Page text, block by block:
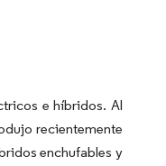
e híbridos. Al
recientemente
enchufables y